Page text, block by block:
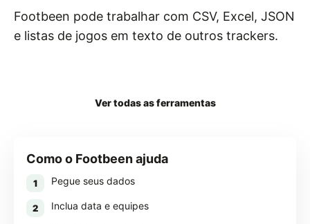
Footbeen pode trabalhar com CSV, Excel, JSON
e listas de jogos em texto de outros trackers.
Ver todas as ferramentas
Como o Footbeen ajuda
1 Pegue seus dados
2 Inclua data e equipes